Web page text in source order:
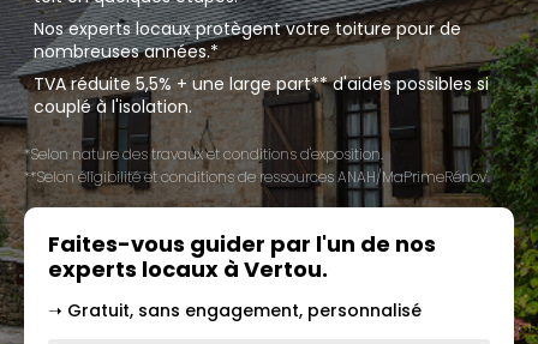
Nos experts locaux protègent votre toiture pour de
nombreuses années.*
TVA réduite 5,5% + une large part** d'aides possibles si
couplé à l'isolation.
*Selon nature des travaux et conditions d'exposition.
**Selon éligibilité et conditions de ressources ANAH/MaPrimeRénov'.
Faites-vous guider par l'un de nos
experts locaux à Vertou.
➝ Gratuit, sans engagement, personnalisé